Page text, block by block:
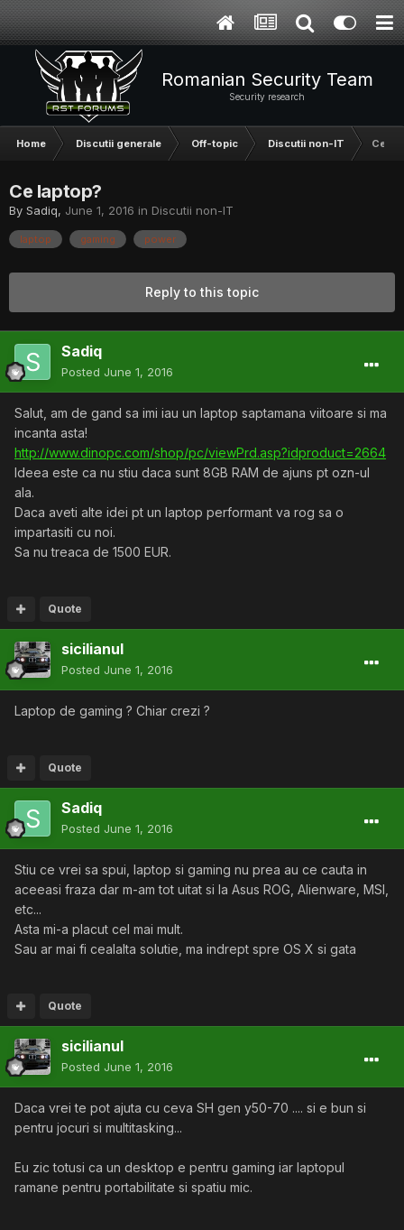
Romanian Security Team
Security research
Home Discutii generale Off-topic Discutii non-IT Ce
Ce laptop?
By Sadiq, June 1, 2016 in Discutii non-IT
laptop gaming power
Reply to this topic
Sadiq
Posted June 1, 2016
Salut, am de gand sa imi iau un laptop saptamana viitoare si ma
incanta asta!
http://www.dinopc.com/shop/pc/viewPrd.asp?idproduct=2664
Ideea este ca nu stiu daca sunt 8GB RAM de ajuns pt ozn-ul
ala.
Daca aveti alte idei pt un laptop performant va rog sa o
impartasiti cu noi.
Sa nu treaca de 1500 EUR.
Quote
sicilianul
Posted June 1, 2016
Laptop de gaming ? Chiar crezi ?
Quote
Sadiq
Posted June 1, 2016
Stiu ce vrei sa spui, laptop si gaming nu prea au ce cauta in
aceeasi fraza dar m-am tot uitat si la Asus ROG, Alienware, MSI,
etc...
Asta mi-a placut cel mai mult.
Sau ar mai fi cealalta solutie, ma indrept spre OS X si gata
Quote
sicilianul
Posted June 1, 2016
Daca vrei te pot ajuta cu ceva SH gen y50-70 .... si e bun si
pentru jocuri si multitasking...
Eu zic totusi ca un desktop e pentru gaming iar laptopul
ramane pentru portabilitate si spatiu mic.